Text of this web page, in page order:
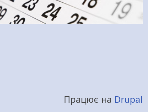
Працює на Drupal